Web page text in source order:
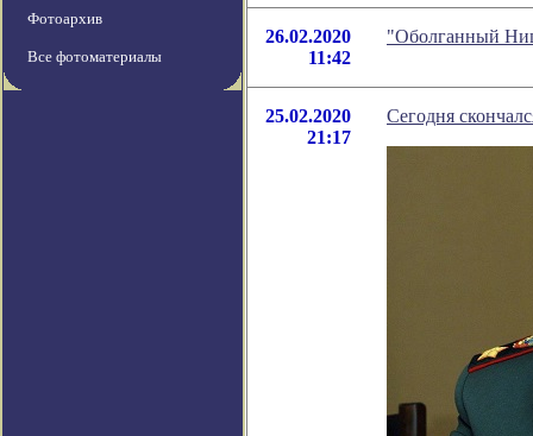
Фотоархив
Все фотоматериалы
26.02.2020
11:42
"Оболганный
25.02.2020
21:17
Сегодня